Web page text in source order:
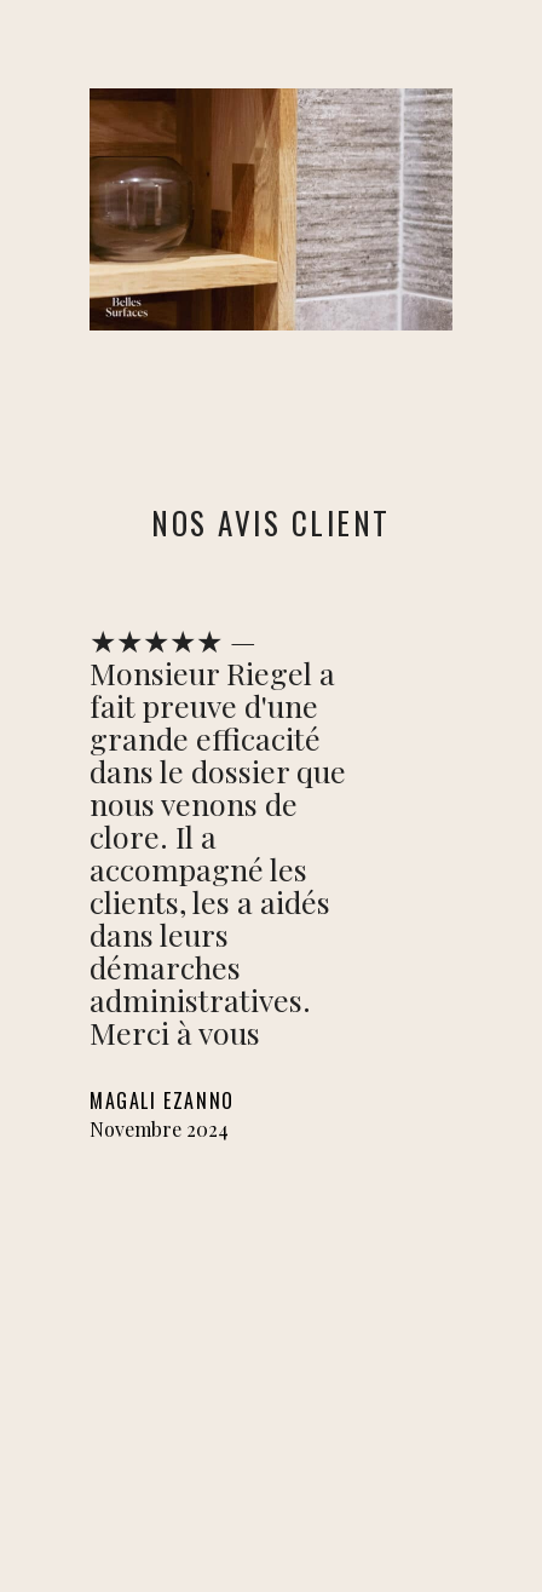
NOS AVIS CLIENT
que leur efficacité
tient à la très
grande disponibilité,
au savoir-être et à la
compétence de
toute l'équipe.
★★★★★ —
Monsieur Riegel a
fait preuve d'une
grande efficacité
dans le dossier que
nous venons de
clore. Il a
accompagné les
clients, les a aidés
dans leurs
démarches
administratives.
Merci à vous
MAGALI EZANNO
Novembre 2024